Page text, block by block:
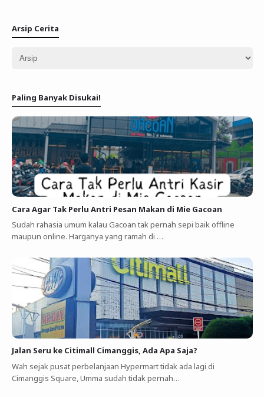
Arsip Cerita
Paling Banyak Disukai!
Cara Agar Tak Perlu Antri Pesan Makan di Mie Gacoan
Sudah rahasia umum kalau Gacoan tak pernah sepi baik offline
maupun online. Harganya yang ramah di …
Jalan Seru ke Citimall Cimanggis, Ada Apa Saja?
Wah sejak pusat perbelanjaan Hypermart tidak ada lagi di
Cimanggis Square, Umma sudah tidak pernah…